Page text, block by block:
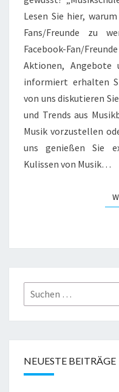
Lesen Sie hier,
Fans/Freunde zu
Facebook-Fan/
Aktionen, Angebote
informiert erhalten
von uns diskutieren
und Trends aus
Musik vorzustellen
uns genießen Sie
Kulissen von Musik…
Suchen
nach:
NEUESTE BEITRÄGE